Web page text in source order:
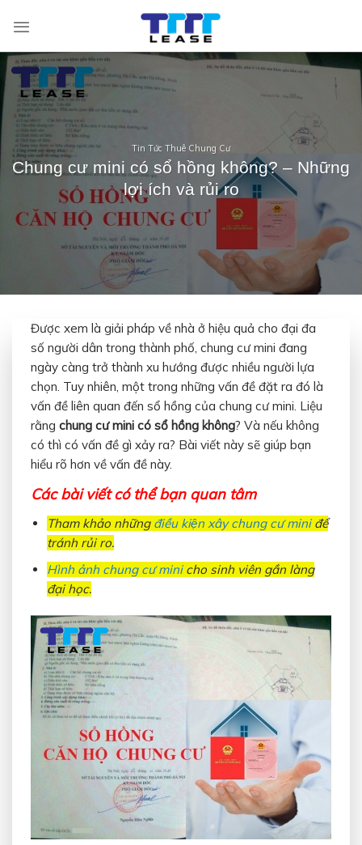
Tin Tức Thuê Chung Cư
Chung cư mini có sổ hồng không? – Những
lợi ích và rủi ro
Được xem là giải pháp về nhà ở hiệu quả cho đại đa
số người dân trong thành phố, chung cư mini đang
ngày càng trở thành xu hướng được nhiều người lựa
chọn. Tuy nhiên, một trong những vấn đề đặt ra đó là
vấn đề liên quan đến sổ hồng của chung cư mini. Liệu
rằng chung cư mini có sổ hồng không? Và nếu không
có thì có vấn đề gì xảy ra? Bài viết này sẽ giúp bạn
hiểu rõ hơn về vấn đề này.
Các bài viết có thể bạn quan tâm
Tham khảo những điều kiện xây chung cư miniđể
tránh rủi ro.
Hình ảnh chung cư minicho sinh viên gần làng
đại học.